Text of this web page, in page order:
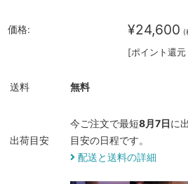
価格: ¥24,600 (
[ポイント還
送料 無料
出荷目安
今ご注文で最短8月7日に
目安の日程です。
配送と送料の詳細